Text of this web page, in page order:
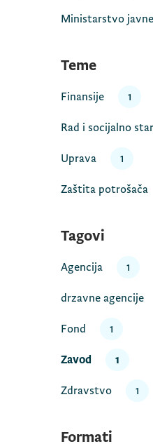
Ministarstvo
Teme
Finansije 1
Rad i socijalno
Uprava 1
Zaštita potrošača
Tagovi
Agencija 1
drzavne agencije
Fond 1
Zavod 1
Zdravstvo 1
Formati